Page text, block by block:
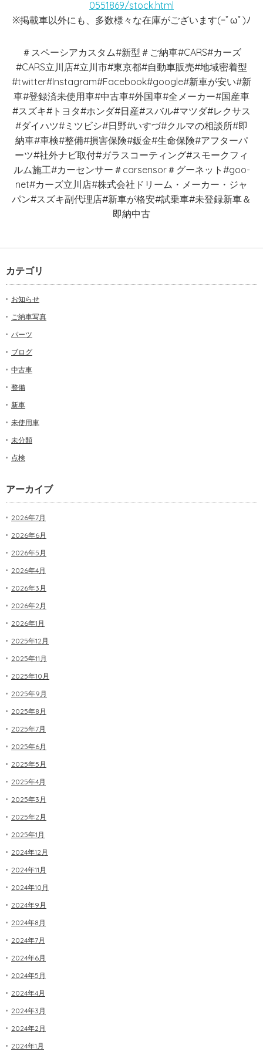
0551869/stock.html
※掲載車以外にも、多数様々な在庫がございます(=ﾟωﾟ)ﾉ
＃スペーシアカスタム#新型＃ご納車#CARS#カーズ
#CARS立川店#立川市#東京都#自動車販売#地域密着型
#twitter#Instagram#Facebook#google#新車が安い#新
車#登録済未使用車#中古車#外国車#全メーカー#国産車
#スズキ#トヨタ#ホンダ#日産#スバル#マツダ#レクサス
#ダイハツ#ミツビシ#日野#いすづ#クルマの相談所#即
納車#車検#整備#損害保険#鈑金#生命保険#アフターパ
ーツ#社外ナビ取付#ガラスコーティング#スモークフィ
ルム施工#カーセンサー＃carsensor＃グーネット#goo-
net#カーズ立川店#株式会社ドリーム・メーカー・ジャ
パン#スズキ副代理店#新車が格安#試乗車#未登録新車＆
即納中古
カテゴリ
お知らせ
ご納車写真
パーツ
ブログ
中古車
整備
新車
未使用車
未分類
点検
アーカイブ
2026年7月
2026年6月
2026年5月
2026年4月
2026年3月
2026年2月
2026年1月
2025年12月
2025年11月
2025年10月
2025年9月
2025年8月
2025年7月
2025年6月
2025年5月
2025年4月
2025年3月
2025年2月
2025年1月
2024年12月
2024年11月
2024年10月
2024年9月
2024年8月
2024年7月
2024年6月
2024年5月
2024年4月
2024年3月
2024年2月
2024年1月